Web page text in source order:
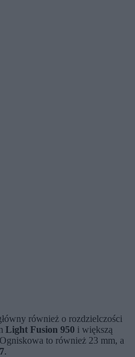
również o rozdzielczości
Light Fusion 950 i większą
to również 23 mm, a
.